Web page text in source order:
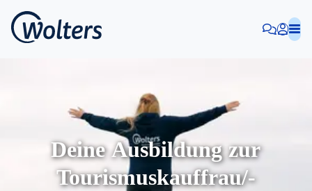
Deine Ausbildung zur
Tourismuskauffrau/-